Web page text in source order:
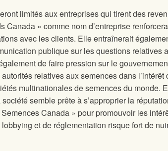
limités aux entreprises qui tirent des
Canada » comme nom d’entreprise
avec les clients. Elle entraînerait
publique sur les questions relatives
de faire pression sur le
relatives aux semences dans l’intérêt
multinationales de semences du monde.
semble prête à s’approprier la
Canada » pour promouvoir les
et de réglementation risque fort de